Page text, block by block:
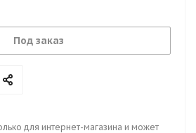
Под заказ
для интернет-магазина и может